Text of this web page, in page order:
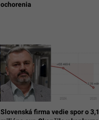
ochorenia
Slovenská firma vedie spor o 3,1